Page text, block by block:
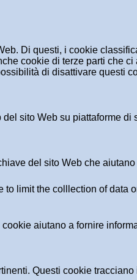
Di questi, i cookie
cookie di terze parti che
di disattivare questi
sito Web su piattaforme
del sito Web che
limit the colllection of data
aiutano a fornire
Questi cookie